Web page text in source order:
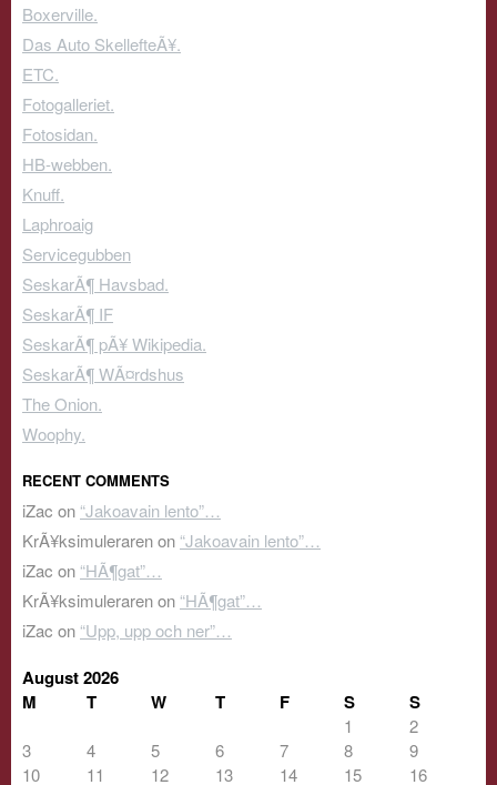
Boxerville.
Das Auto SkellefteÃ¥.
ETC.
Fotogalleriet.
Fotosidan.
HB-webben.
Knuff.
Laphroaig
Servicegubben
SeskarÃ¶ Havsbad.
SeskarÃ¶ IF
SeskarÃ¶ pÃ¥ Wikipedia.
SeskarÃ¶ WÃ¤rdshus
The Onion.
Woophy.
RECENT COMMENTS
iZac on “Jakoavain lento”…
KrÃ¥ksimulerarenon “Jakoavain lento”…
iZac on “HÃ¶gat”…
KrÃ¥ksimulerarenon “HÃ¶gat”…
iZac on “Upp, upp och ner”…
August 2026
M
T W T F S S
1
2
3
4 5 6 7 8
9
10
11 12 13 14 15 16